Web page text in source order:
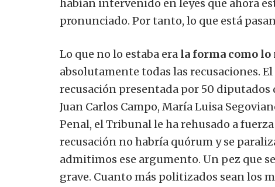
habían intervenido en leyes que ahora
pronunciado. Por tanto, lo que está
Lo que no lo estaba era la forma como
absolutamente todas las recusaciones.
recusación presentada por 50
Juan Carlos Campo, María Luisa
Penal, el Tribunal le ha rehusado a
recusación no habría quórum y se
admitimos ese argumento. Un pez que
grave. Cuanto más politizados sean los